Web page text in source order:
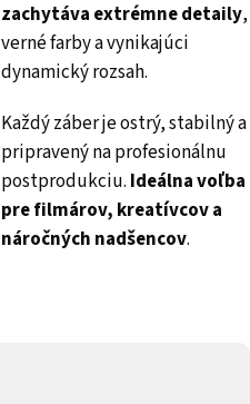
zachytáva extrémne detaily,
verné farby a vynikajúci
dynamický rozsah.
Každý záber je ostrý, stabilný a
pripravený na profesionálnu
postprodukciu. Ideálna voľba
pre filmárov, kreatívcov a
náročných nadšencov.